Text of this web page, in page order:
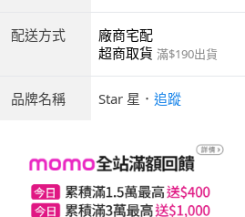
配送方式
廠商宅配
超商取貨 滿$190出貨
品牌名稱 Star 星 ． 追蹤